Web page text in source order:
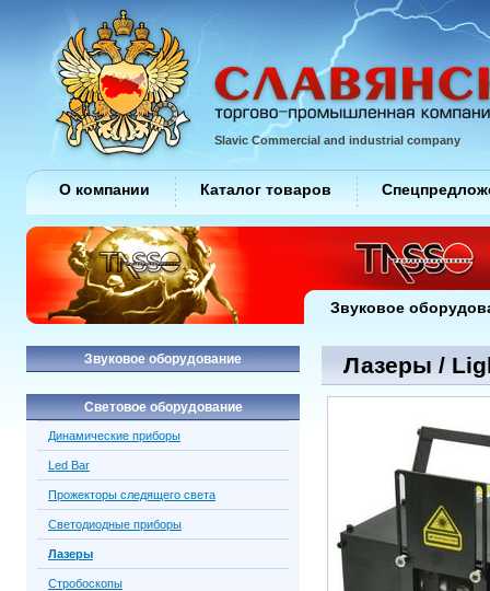
Лазеры /
Звуковое оборудование
Световое оборудование
Динамические приборы
Led Bar
Прожекторы следящего света
Светодиодные приборы
Лазеры
Стробоскопы
Slavic Commercial and industrial company
О компании Каталог товаров
Звуковое